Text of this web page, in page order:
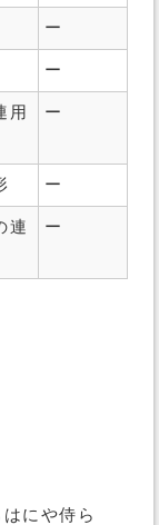
ー
ー
用
ー
ー
連
ー
にや侍ら